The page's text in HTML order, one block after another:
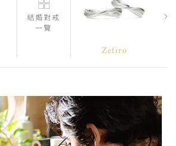
結婚對戒
一覽
Zefiro